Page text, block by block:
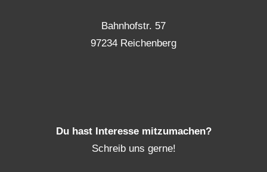
Bahnhofstr. 57
97234 Reichenberg
Du hast Interesse mitzumachen?
Schreib uns gerne!